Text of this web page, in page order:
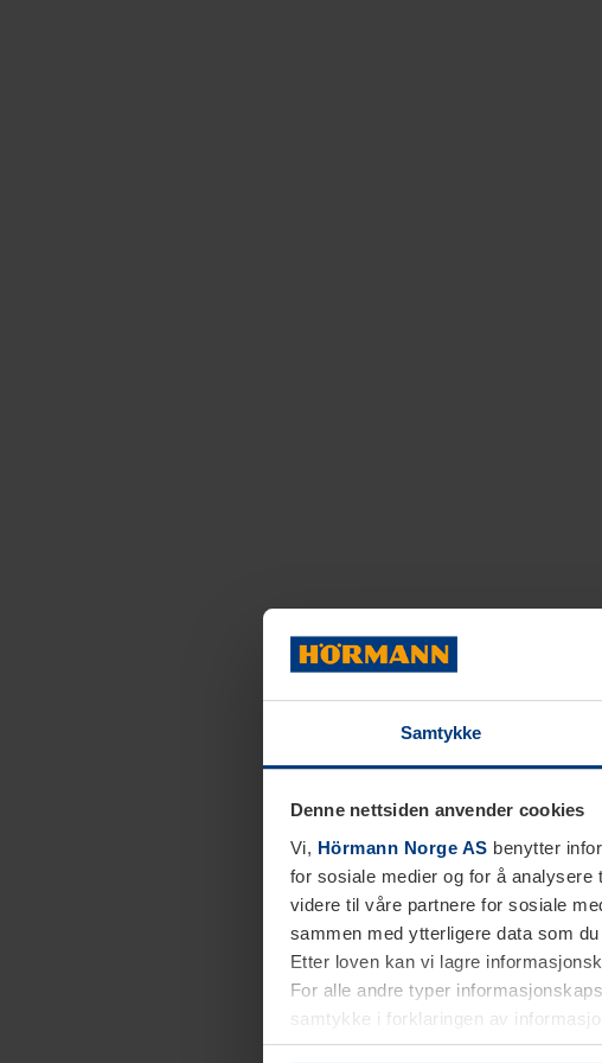
Samtykke
Denne nettsiden anvender cookies
Vi, Hörmann Norge AS benytter
for sosiale medier og for å
videre til våre partnere for sosiale
sammen med ytterligere data som
Etter loven kan vi lagre
For alle andre typer
samtykke i forklaringen av